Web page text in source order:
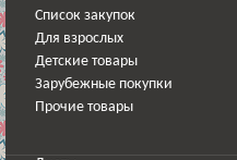
Список закупок
Для взрослых
Детские товары
Зарубежные покупки
Прочие товары